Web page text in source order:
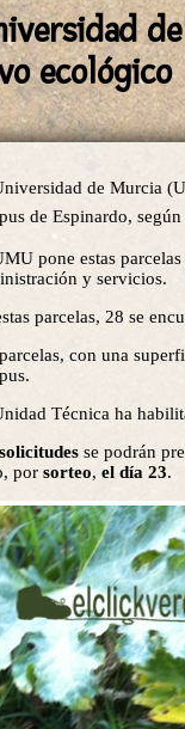
ecológico
de Murcia
de Espinardo,
pone estas
y servicios.
parcelas, 28 se
con una
Técnica ha
solicitudes se podrán
por sorteo, el día 23.